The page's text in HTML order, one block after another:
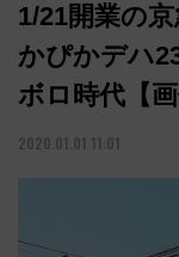
1/21開業の
かぴかデハ
ボロ時代【画
2020.01.01 11:01